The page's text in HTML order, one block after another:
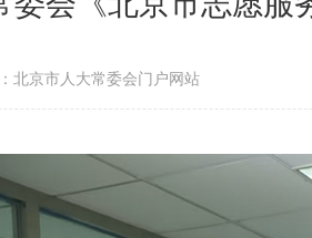
北京市人大常委会门户网站